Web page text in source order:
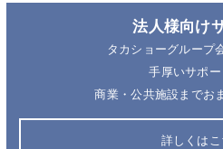
法人様向け
タカショーグループ
手厚いサポー
商業・公共施設までお
詳しくはこ